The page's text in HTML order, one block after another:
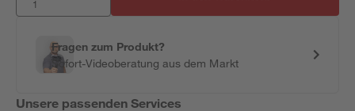
Fragen zum Produkt?
Sofort-Videoberatung aus dem Markt
Unsere passenden Services